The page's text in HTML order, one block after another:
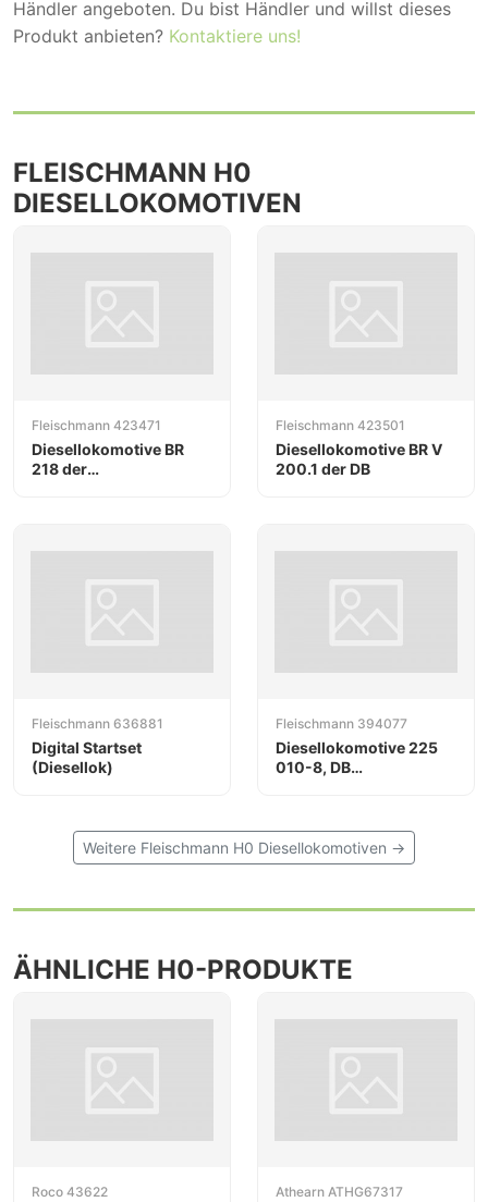
Händler angeboten. Du bist Händler und willst dieses
Produkt anbieten? Kontaktiere uns!
FLEISCHMANN H0
DIESELLOKOMOTIVEN
Fleischmann 423471
Diesellokomotive BR
218 der
Fleischmann 423501
Diesellokomotive BR V
200.1 der DB
Fleischmann 636881
Digital Startset
(Diesellok)
Fleischmann 394077
Diesellokomotive 225
010-8, DB
Weitere Fleischmann H0 Diesellokomotiven →
ÄHNLICHE H0-PRODUKTE
Roco 43622 Athearn ATHG67317